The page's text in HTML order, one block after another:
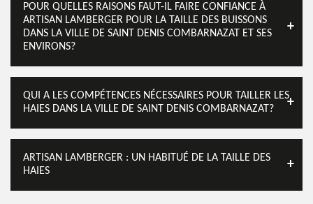
POUR QUELLES RAISONS FAUT-IL FAIRE CONFIANCE À
ARTISAN LAMBERGER POUR LA TAILLE DES BUISSONS
DANS LA VILLE DE SAINT DENIS COMBARNAZAT ET SES
ENVIRONS?
QUI A LES COMPÉTENCES NÉCESSAIRES POUR TAILLER LES
HAIES DANS LA VILLE DE SAINT DENIS COMBARNAZAT?
ARTISAN LAMBERGER : UN HABITUÉ DE LA TAILLE DES
HAIES